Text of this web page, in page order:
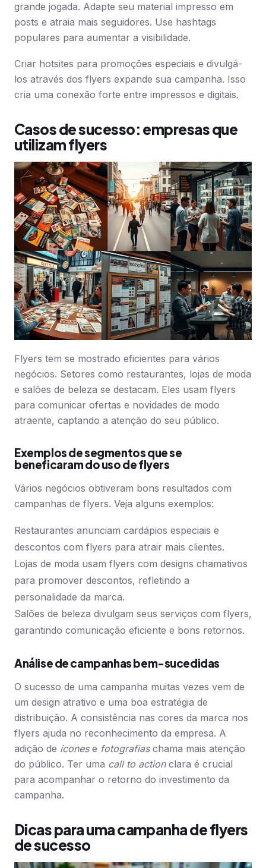
grande jogada. Adapte seu material impresso em
posts e atraia mais seguidores. Use hashtags
populares para aumentar a visibilidade.
Criar hotsites para promoções especiais e divulgá-
los através dos flyers expande sua campanha. Isso
cria uma conexão forte entre impressos e digitais.
Casos de sucesso: empresas que
utilizam flyers
Flyers tem se mostrado eficientes para vários
negócios. Setores como restaurantes, lojas de moda
e salões de beleza se destacam. Eles usam flyers
para comunicar ofertas e novidades de modo
atraente, captando a atenção do seu público.
Exemplos de segmentos que se
beneficaram do uso de flyers
Vários negócios obtiveram bons resultados com
campanhas de flyers. Veja alguns exemplos:
Restaurantes anunciam cardápios especiais e
descontos com flyers para atrair mais clientes.
Lojas de moda usam flyers com designs chamativos
para promover descontos, refletindo a
personalidade da marca.
Salões de beleza divulgam seus serviços com flyers,
garantindo comunicação eficiente e bons retornos.
Análise de campanhas bem-sucedidas
O sucesso de uma campanha muitas vezes vem de
um design atrativo e uma boa estratégia de
distribuição. A consistência nas cores da marca nos
flyers ajuda no reconhecimento da empresa. A
adição de íconese fotografiaschama mais atenção
do público. Ter uma call to actionclara é crucial
para acompanhar o retorno do investimento da
campanha.
Dicas para uma campanha de flyers
de sucesso